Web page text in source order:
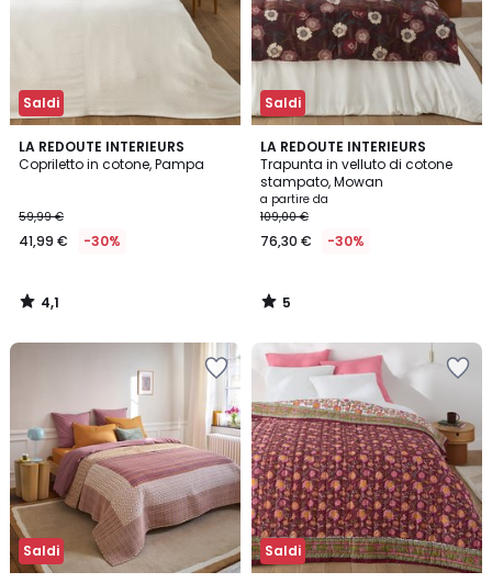
Saldi
LA REDOUTE INTERIEURS
Copriletto in cotone, Pampa
59,99 €
41,99 € -30%
4,1
/ 5
4,1
/
Saldi
LA REDOUTE INTERIEURS
Trapunta in velluto di cotone
stampato, Mowan
a partire da
109,00 €
76,30 € -30%
5
/
5
5
/
Saldi Saldi